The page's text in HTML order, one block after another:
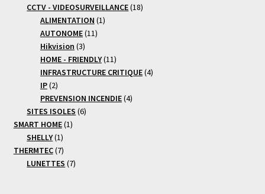
produits
CCTV - VIDEOSURVEILLANCE 1818
ALIMENTATION 11
AUTONOME 1111
Hikvision 33
produits
HOME - FRIENDLY 1111
produits
INFRASTRUCTURE CRITIQUE 44
IP 22
produits
PREVENSION INCENDIE 44
SITES ISOLES 66
SMART HOME 11
SHELLY 11
produit
THERMTEC 77
produits
LUNETTES 77